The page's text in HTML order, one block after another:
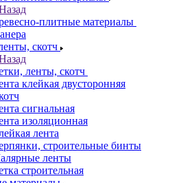
плитные материалы
скотч
ленты, скотч
клейкая двусторонняя
сигнальная
изоляционная
лента
строительные бинты
ленты
строительная